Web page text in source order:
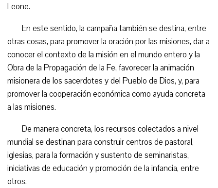
Leone.
En este sentido, la campaña también se destina, entre
otras cosas, para promover la oración por las misiones, dar a
conocer el contexto de la misión en el mundo entero y la
Obra de la Propagación de la Fe, favorecer la animación
misionera de los sacerdotes y del Pueblo de Dios, y, para
promover la cooperación económica como ayuda concreta
a las misiones.
De manera concreta, los recursos colectados a nivel
mundial se destinan para construir centros de pastoral,
iglesias, para la formación y sustento de seminaristas,
iniciativas de educación y promoción de la infancia, entre
otros.